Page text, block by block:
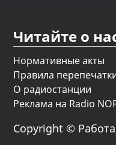
Читайте о
Нормативные акты
Правила
О радиостанции
Реклама на Radio
Copyright ©